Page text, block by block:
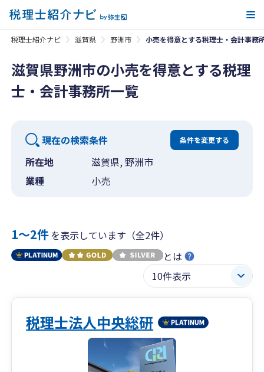
税理士紹介ナビ 滋賀県 野洲市 小売を得意とする税理士・会計事務
滋賀県野洲市の小売を得意とする税理
士・会計事務所一覧
現在の検索条件 条件を変更する
所在地
滋賀県, 野洲市
業種
小売
1〜2件を表示しています（全2件）
とは
税理士法人中央総研